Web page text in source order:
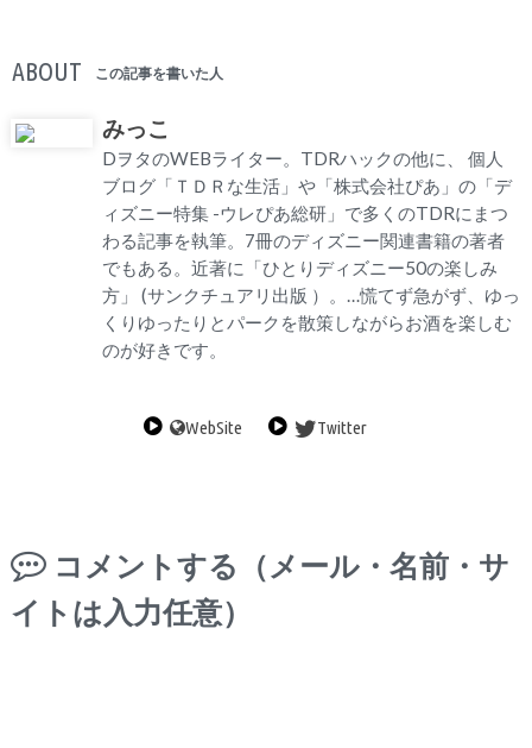
ABOUT この記事を書いた人
みっこ
DヲタのWEBライター。TDRハックの他に、 個人
ブログ「ＴＤＲな生活」や「株式会社ぴあ」の「デ
ィズニー特集 -ウレぴあ総研」で多くのTDRにまつ
わる記事を執筆。7冊のディズニー関連書籍の著者
でもある。近著に「ひとりディズニー50の楽しみ
方」 (サンクチュアリ出版 ）。…慌てず急がず、ゆっ
くりゆったりとパークを散策しながらお酒を楽しむ
のが好きです。
WebSite Twitter
コメントする（メール・名前・サ
イトは入力任意）